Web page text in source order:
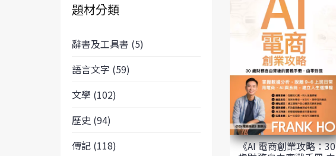
題材分類
辭書及工具書 (5)
語言文字 (59)
文學 (102)
歷史 (94)
傳記 (118)
《AI 電商創業攻略：30